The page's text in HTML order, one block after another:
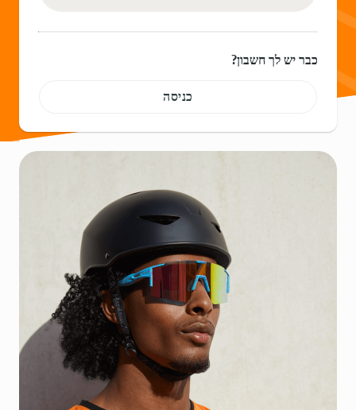
כבר יש לך חשבון?
כניסה